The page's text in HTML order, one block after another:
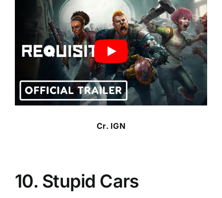
Cr. IGN
10. Stupid Cars